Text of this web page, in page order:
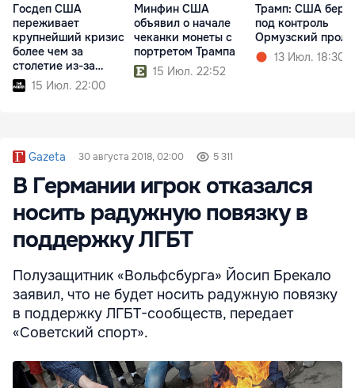
Госдеп США
переживает
крупнейший кризис
более чем за
столетие из-за
реформ Трампа
15 Июл. 22:00
Минфин США
объявил о начале
чеканки монеты с
портретом Трампа
15 Июл. 22:52
Трамп: США
под контроль
Ормузский
13 Июл. 18:30
Gazeta 30 августа 2018, 02:00 5 311
В Германии игрок отказался
носить радужную повязку в
поддержку ЛГБТ
Полузащитник «Вольфсбурга» Йосип Брекало
заявил, что не будет носить радужную повязку
в поддержку ЛГБТ-сообществ, передает
«Советский спорт».